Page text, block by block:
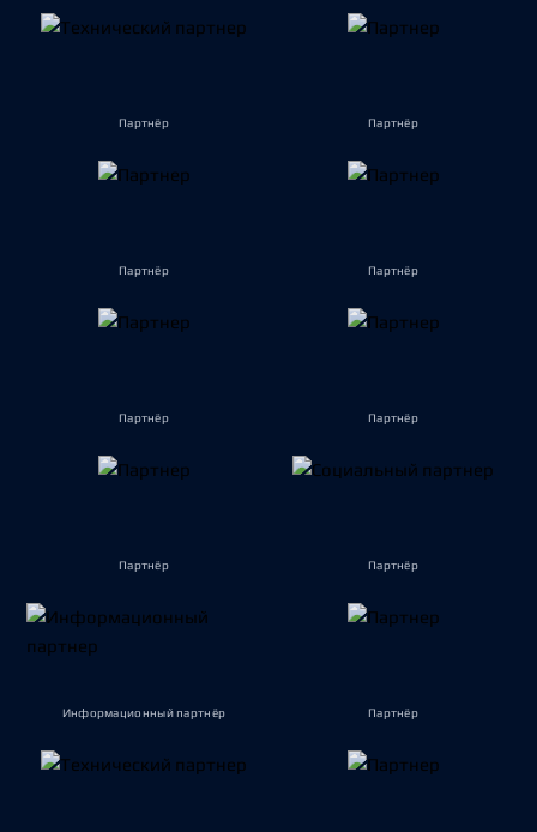
Партнёр Партнёр
Партнёр Партнёр
Партнёр Партнёр
Партнёр Партнёр
Информационный партнёр Партнёр